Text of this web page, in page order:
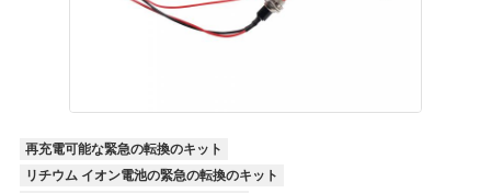
再充電可能な緊急の転換のキット
リチウム イオン電池の緊急の転換のキット